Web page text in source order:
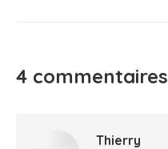
4 commentaires
Thierry